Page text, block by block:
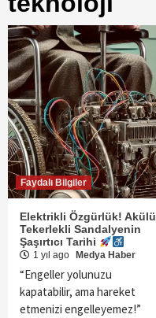
Faydalı Bilgiler
Elektrikli Özgürlük! Akülü
Tekerlekli Sandalyenin
Şaşırtıcı Tarihi
1 yıl ago Medya Haber
“Engeller yolunuzu
kapatabilir, ama hareket
etmenizi engelleyemez!”